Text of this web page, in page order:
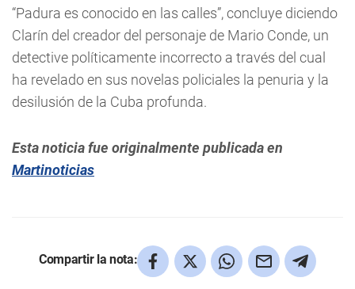
“Padura es conocido en las calles”, concluye diciendo
Clarín del creador del personaje de Mario Conde, un
detective políticamente incorrecto a través del cual
ha revelado en sus novelas policiales la penuria y la
desilusión de la Cuba profunda.
Esta noticia fue originalmente publicada en
Martinoticias
Compartir la nota: